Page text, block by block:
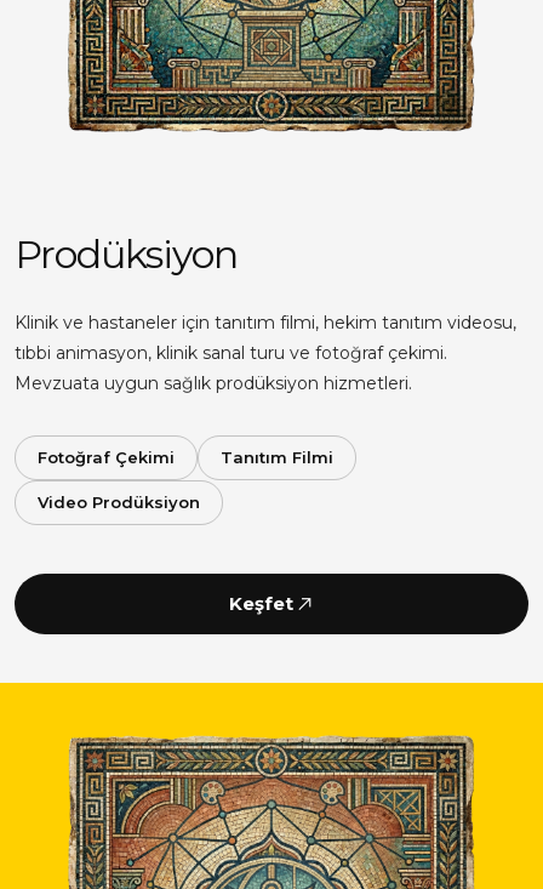
Prodüksiyon
Klinik ve hastaneler için tanıtım filmi, hekim tanıtım videosu,
tıbbi animasyon, klinik sanal turu ve fotoğraf çekimi.
Mevzuata uygun sağlık prodüksiyon hizmetleri.
Fotoğraf Çekimi Tanıtım Filmi
Video Prodüksiyon
Keşfet